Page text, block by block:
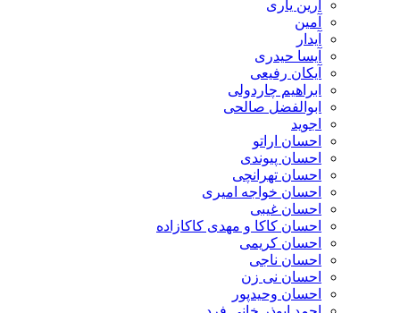
آرین یاری
آمین
آیدار
آیسا حیدری
آیکان رفیعی
ابراهیم چاردولی
ابوالفضل صالحی
اجوید
احسان اراتو
احسان پیوندی
احسان تهرانچی
احسان خواجه امیری
احسان غیبی
احسان کاکا و مهدی کاکازاده
احسان کریمی
احسان ناجی
احسان نی زن
احسان وحیدپور